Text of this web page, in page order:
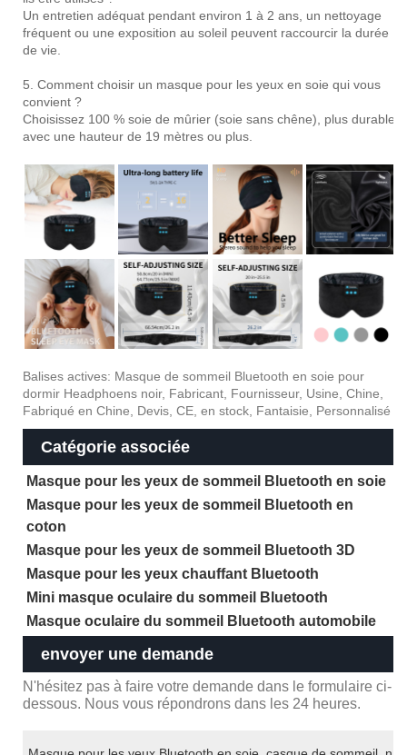
Un entretien adéquat pendant environ 1 à 2 ans, un nettoyage
fréquent ou une exposition au soleil peuvent raccourcir la durée
de vie.
5. Comment choisir un masque pour les yeux en soie qui vous
convient ?
Choisissez 100 % soie de mûrier (soie sans chêne), plus durable
avec une hauteur de 19 mètres ou plus.
Balises actives: Masque de sommeil Bluetooth en soie pour
dormir Headphoens noir, Fabricant, Fournisseur, Usine, Chine,
Fabriqué en Chine, Devis, CE, en stock, Fantaisie, Personnalisé
Catégorie associée
Masque pour les yeux de sommeil Bluetooth en soie
Masque pour les yeux de sommeil Bluetooth en
coton
Masque pour les yeux de sommeil Bluetooth 3D
Masque pour les yeux chauffant Bluetooth
Mini masque oculaire du sommeil Bluetooth
Masque oculaire du sommeil Bluetooth automobile
envoyer une demande
N'hésitez pas à faire votre demande dans le formulaire ci-
dessous. Nous vous répondrons dans les 24 heures.